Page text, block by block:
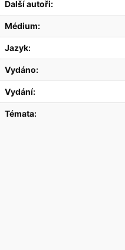
Další autoři:
Médium:
Jazyk:
Vydáno:
Vydání:
Témata: